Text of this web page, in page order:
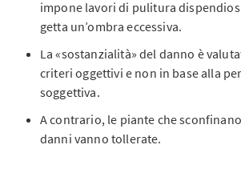
impone lavori di pulitura
getta un’ombra eccessiva.
La «sostanzialità» del danno è
criteri oggettivi e non in base alla
soggettiva.
A contrario, le piante che
danni vanno tollerate.